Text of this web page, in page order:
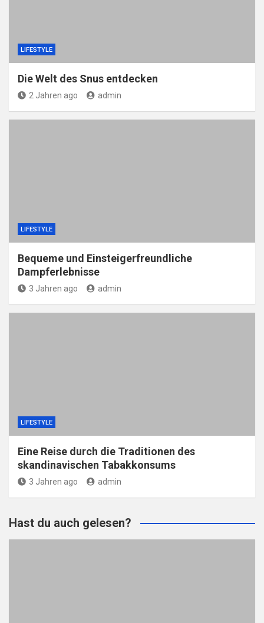
LIFESTYLE
Die Welt des Snus entdecken
2 Jahren ago admin
LIFESTYLE
Bequeme und Einsteigerfreundliche
Dampferlebnisse
3 Jahren ago admin
LIFESTYLE
Eine Reise durch die Traditionen des
skandinavischen Tabakkonsums
3 Jahren ago admin
Hast du auch gelesen?